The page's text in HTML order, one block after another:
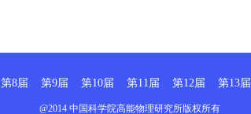
第8届 第9届 第10届 第11届 第12届 第13届
@2014 中国科学院高能物理研究所版权所有